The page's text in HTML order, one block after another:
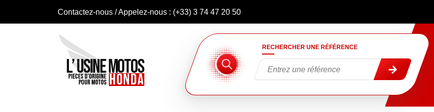
Contactez-nous / Appelez-nous : (+33) 3 74 47 20 50
RECHERCHER UNE RÉFÉRENCE